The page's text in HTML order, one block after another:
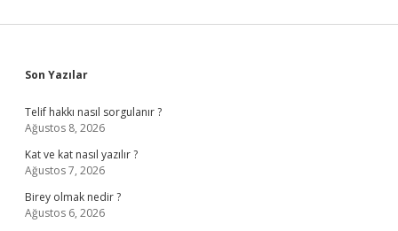
Sidebar
Son Yazılar
Telif hakkı nasıl sorgulanır ?
Ağustos 8, 2026
Kat ve kat nasıl yazılır ?
Ağustos 7, 2026
Birey olmak nedir ?
Ağustos 6, 2026